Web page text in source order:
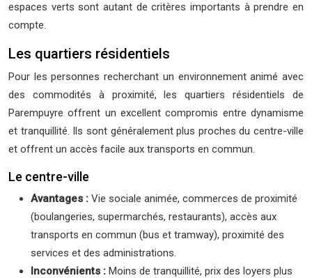
espaces verts sont autant de critères importants à prendre en
compte.
Les quartiers résidentiels
Pour les personnes recherchant un environnement animé avec
des commodités à proximité, les quartiers résidentiels de
Parempuyre offrent un excellent compromis entre dynamisme
et tranquillité. Ils sont généralement plus proches du centre-ville
et offrent un accès facile aux transports en commun.
Le centre-ville
Avantages : Vie sociale animée, commerces de proximité
(boulangeries, supermarchés, restaurants), accès aux
transports en commun (bus et tramway), proximité des
services et des administrations.
Inconvénients : Moins de tranquillité, prix des loyers plus